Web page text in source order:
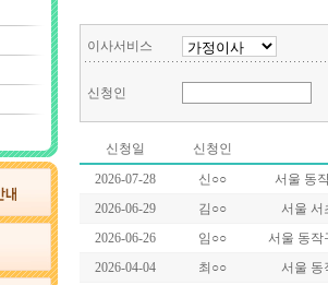
이사서비스
신청인
신청일
신청인
2026-07-28
신○○
서울 동
2026-06-29
김○○
서울
2026-06-26
임○○
서울 동
2026-04-04
최○○
서울